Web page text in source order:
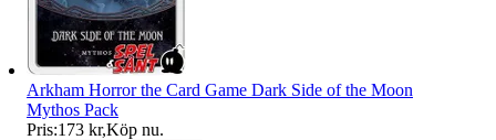
Arkham Horror the Card Game Dark Side of the Moon
Mythos Pack
Pris:173 kr,Köp nu.